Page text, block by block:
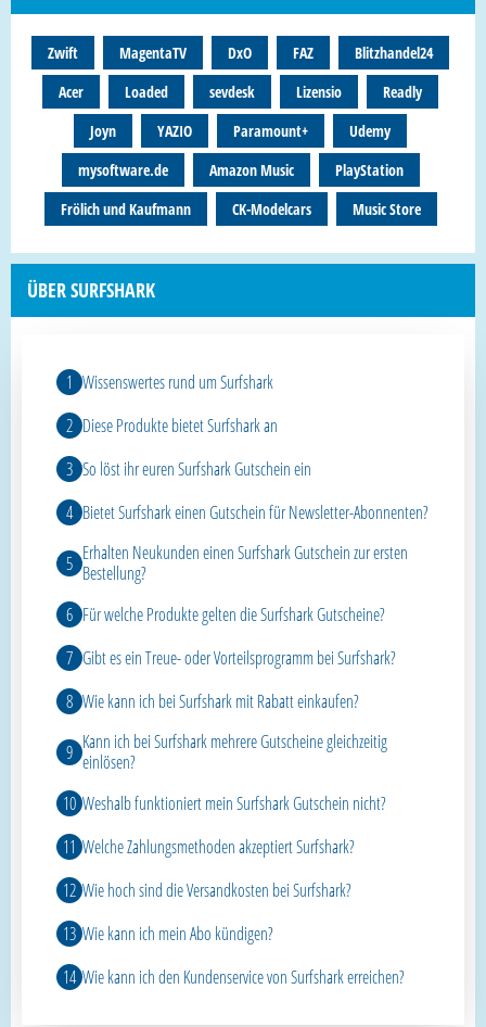
Zwift MagentaTV DxO FAZ
Blitzhandel24
Acer
Loaded sevdesk Lizensio
Readly
Joyn
YAZIO Paramount+
Udemy
mysoftware.de
Amazon Music
PlayStation
Frölich und Kaufmann
CK-Modelcars Music Store
ÜBER SURFSHARK
Wissenswertes rund um Surfshark
Diese Produkte bietet Surfshark an
So löst ihr euren Surfshark Gutschein ein
Bietet Surfshark einen Gutschein für Newsletter-Abonnenten?
Erhalten Neukunden einen Surfshark Gutschein zur ersten
Bestellung?
Für welche Produkte gelten die Surfshark Gutscheine?
Gibt es ein Treue- oder Vorteilsprogramm bei Surfshark?
Wie kann ich bei Surfshark mit Rabatt einkaufen?
Kann ich bei Surfshark mehrere Gutscheine gleichzeitig
einlösen?
Weshalb funktioniert mein Surfshark Gutschein nicht?
Welche Zahlungsmethoden akzeptiert Surfshark?
Wie hoch sind die Versandkosten bei Surfshark?
Wie kann ich mein Abo kündigen?
Wie kann ich den Kundenservice von Surfshark erreichen?